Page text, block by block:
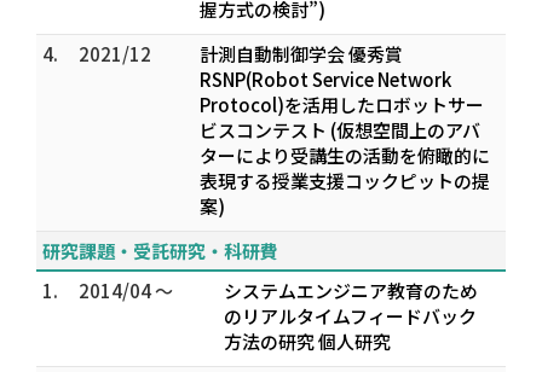
握方式の検討”)
4.
2021/12
計測自動制御学会 優秀賞
RSNP(Robot Service Network
Protocol)を活用したロボットサー
ビスコンテスト (仮想空間上のアバ
ターにより受講生の活動を俯瞰的に
表現する授業支援コックピットの提
案)
研究課題・受託研究・科研費
1.
2014/04 ～
システムエンジニア教育のため
のリアルタイムフィードバック
方法の研究 個人研究